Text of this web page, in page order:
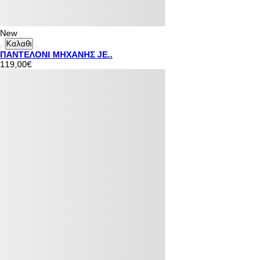
New
Καλαθι
ΠΑΝΤΕΛΟΝΙ ΜΗΧΑΝΗΣ JE..
119,00€